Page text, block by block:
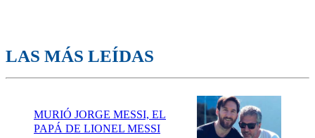
LAS MÁS LEÍDAS
MURIÓ JORGE MESSI, EL
PAPÁ DE LIONEL MESSI